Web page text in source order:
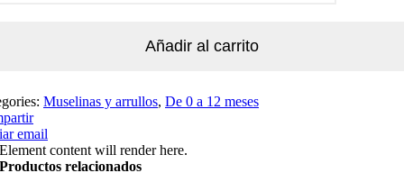
Añadir al carrito
Muselinas y arrullos, De 0 a 12 meses
email
Element content will render here.
Productos relacionados